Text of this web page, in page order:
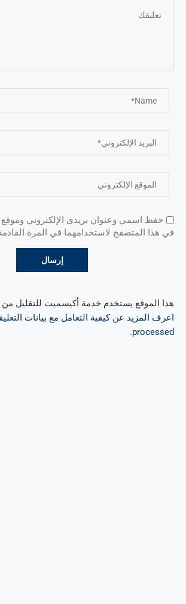
حفظ اسمي وعنوان بريدي الإلكتروني
في هذا المتصفح لاستخدامهما في المرة
هذا الموقع يستخدم خدمة أكيسميت للتقليل من
اعرف المزيد عن كيفية التعامل مع بيانات
processed
.